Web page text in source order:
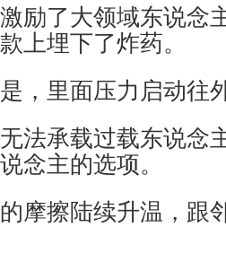
励了大领域东说念
上埋下了炸药。
，里面压力启动往
法承载过载东说念
念主的选项。
摩擦陆续升温，跟